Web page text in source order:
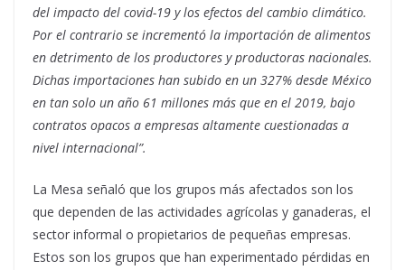
del impacto del covid-19 y los efectos del cambio climático.
Por el contrario se incrementó la importación de alimentos
en detrimento de los productores y productoras nacionales.
Dichas importaciones han subido en un 327% desde México
en tan solo un año 61 millones más que en el 2019, bajo
contratos opacos a empresas altamente cuestionadas a
nivel internacional”.
La Mesa señaló que los grupos más afectados son los
que dependen de las actividades agrícolas y ganaderas, el
sector informal o propietarios de pequeñas empresas.
Estos son los grupos que han experimentado pérdidas en